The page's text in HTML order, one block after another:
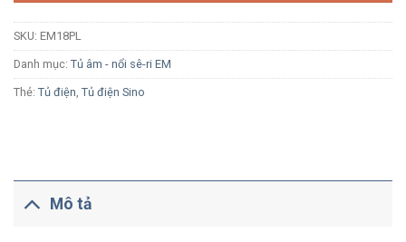
SKU: EM18PL
Danh mục: Tủ âm - nổi sê-ri EM
Thẻ: Tủ điện Tủ điện Sino
Mô tả